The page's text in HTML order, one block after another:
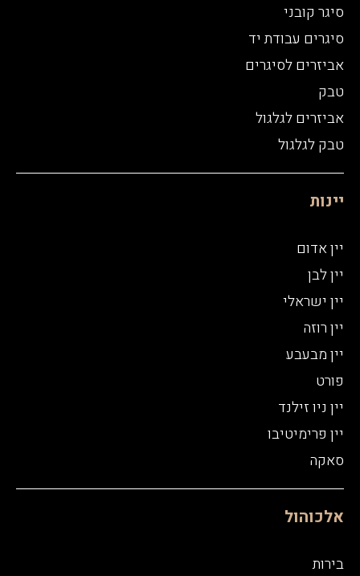
סיגר קובני
סיגרים עבודת יד
אביזרים לסיגרים
טבק
אביזרים לגלגול
טבק לגלגול
יינות
יין אדום
יין לבן
יין ישראלי
יין רוזה
יין מבעבע
פורט
יין ניו זילנד
יין פרימיטיבו
סאקה
אלכוהול
בירות